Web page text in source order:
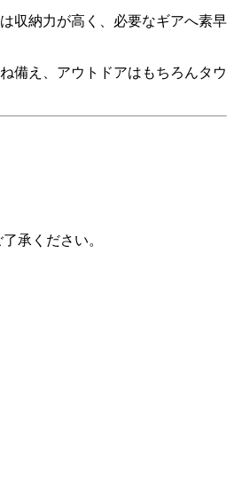
収納力が高く、必要なギアへ素早
備え、アウトドアはもちろんタウ
承ください。